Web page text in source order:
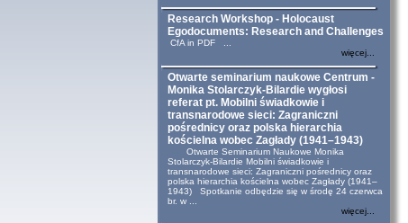
Research Workshop - Holocaust
Egodocuments: Research and Challenges
CfA in PDF ...
więcej...
Otwarte seminarium naukowe Centrum -
Monika Stolarczyk-Bilardie wygłosi
referat pt. Mobilni świadkowie i
transnarodowe sieci: Zagraniczni
pośrednicy oraz polska hierarchia
kościelna wobec Zagłady (1941–1943)
Otwarte Seminarium Naukowe Monika
Stolarczyk-Bilardie Mobilni świadkowie i
transnarodowe sieci: Zagraniczni pośrednicy oraz
polska hierarchia kościelna wobec Zagłady (1941–
1943) Spotkanie odbędzie się w środę 24 czerwca
br. w ...
więcej...